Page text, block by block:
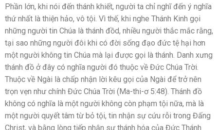
Phần lớn, khi nói đến thánh khiết, người ta chỉ nghĩ đến ý nghĩa
thứ nhất là thiện hảo, vô tội. Vì thế, khi nghe Thánh Kinh gọi
những người tin Chúa là thánh đồd, nhiều người thắc mắc rằng,
tại sao những người đôi khi có đời sống đạo đức tệ hại hơn
một người không tin Chúa mà lại được gọi là thánh. Danh xưng
thánh đồ ở đây có nghĩa người đó thuộc về Đức Chúa Trời.
Thuộc về Ngài là chấp nhận lời kêu gọi của Ngài để trở nên
trọn vẹn như chính Đức Chúa Trời (Ma-thi-ơ 5:48). Thánh đồ
không có nghĩa là một người không còn phạm tội nữa, mà là
một người quyết tâm từ bỏ tội, tin nhận sự cứu rỗi trong Đấng
Christ, và bằng lòng tiếp nhận sự thánh hóa của Đức Thánh